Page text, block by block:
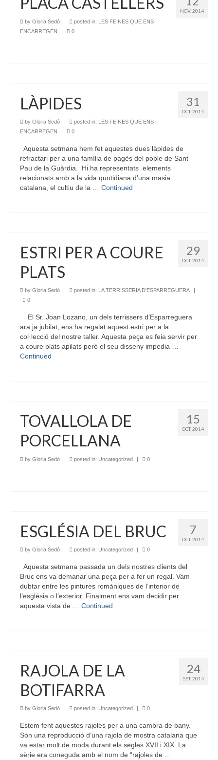
NOV. 2014
by Gloria Sedó | posted in: LES FEINES QUE ENS
ENCARREGEN
| 0
31
OCT. 2014
LÀPIDES
by Gloria Sedó | posted in: LES FEINES QUE ENS
ENCARREGEN
| 0
Aquesta setmana hem fet aquestes dues làpides de
refractari per a una família de pagès del poble de Sant
Pau de la Guàrdia. Hi ha representats elements
relacionats amb a la vida quotidiana d’una masia
catalana, el cultiu de la … Continued
29
OCT. 2014
ESTRI PER A COURE
PLATS
by Gloria Sedó posted in: LA TERRISSERIA D'ESPARREGUERA
0
El Sr. Joan Lozano, un dels terrissers d’Esparreguera
ara ja jubilat, ens ha regalat aquest estri per a la
col·lecció del nostre taller. Aquesta peça es feia servir per
a coure plats apilats però el seu disseny impedia …
Continued
15
OCT. 2014
TOVALLOLA DE
PORCELLANA
by Gloria Sedó | posted in: Uncategorized | 0
7
OCT. 2014
ESGLÉSIA DEL BRUC
by Gloria Sedó | posted in: Uncategorized | 0
Aquesta setmana passada un dels nostres clients del
Bruc ens va demanar una peça per a fer un regal. Vam
dubtar entre les pintures romàniques de l’interior de
l’església o l’exterior. Finalment ens vam decidir per
aquesta vista de … Continued
24
SET. 2014
RAJOLA DE LA
BOTIFARRA
by Gloria Sedó posted in: Uncategorized 0
Estem fent aquestes rajoles per a una cambra de bany.
Són una reproducció d’una rajola de mostra catalana que
va estar molt de moda durant els segles XVII i XIX. La
sèrie era coneguda amb el nom de “rajoles de …